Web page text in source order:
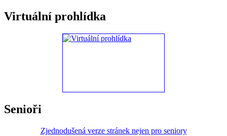
Virtuální prohlídka
Senioři
Zjednodušená verze stránek nejen pro seniory